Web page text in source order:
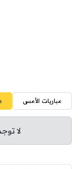
مباريات الأمس
لا